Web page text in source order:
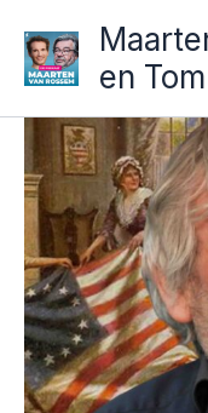
naar
inhoud
en